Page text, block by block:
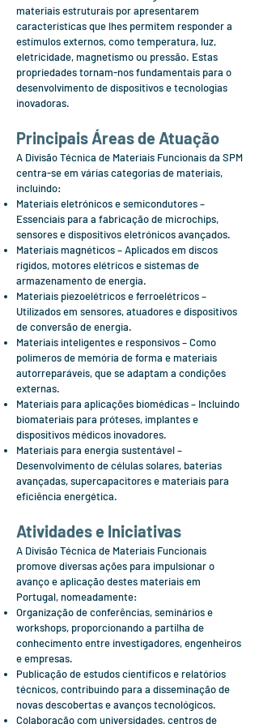
materiais estruturais por apresentarem
características que lhes permitem responder a
estímulos externos, como temperatura, luz,
eletricidade, magnetismo ou pressão. Estas
propriedades tornam-nos fundamentais para o
desenvolvimento de dispositivos e tecnologias
inovadoras.
Principais Áreas de Atuação
A Divisão Técnica de Materiais Funcionais da SPM
centra-se em várias categorias de materiais,
incluindo:
Materiais eletrónicos e semicondutores –
Essenciais para a fabricação de microchips,
sensores e dispositivos eletrónicos avançados.
Materiais magnéticos – Aplicados em discos
rígidos, motores elétricos e sistemas de
armazenamento de energia.
Materiais piezoelétricos e ferroelétricos –
Utilizados em sensores, atuadores e dispositivos
de conversão de energia.
Materiais inteligentes e responsivos – Como
polímeros de memória de forma e materiais
autorreparáveis, que se adaptam a condições
externas.
Materiais para aplicações biomédicas – Incluindo
biomateriais para próteses, implantes e
dispositivos médicos inovadores.
Materiais para energia sustentável –
Desenvolvimento de células solares, baterias
avançadas, supercapacitores e materiais para
eficiência energética.
Atividades e Iniciativas
A Divisão Técnica de Materiais Funcionais
promove diversas ações para impulsionar o
avanço e aplicação destes materiais em
Portugal, nomeadamente:
Organização de conferências, seminários e
workshops, proporcionando a partilha de
conhecimento entre investigadores, engenheiros
e empresas.
Publicação de estudos científicos e relatórios
técnicos, contribuindo para a disseminação de
novas descobertas e avanços tecnológicos.
Colaboração com universidades, centros de